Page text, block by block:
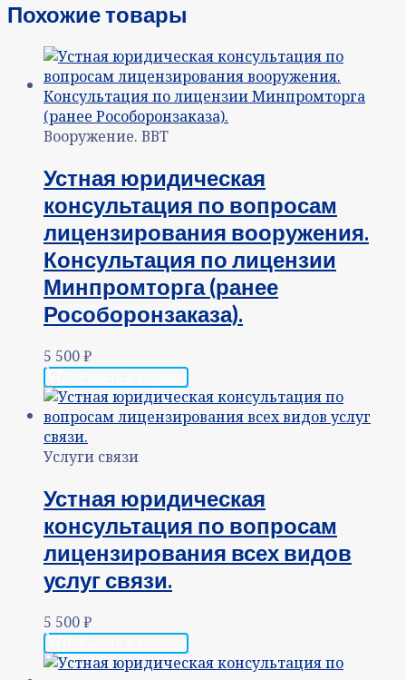
Похожие товары
Вооружение. ВВТ
Устная юридическая
консультация по вопросам
лицензирования вооружения.
Консультация по лицензии
Минпромторга (ранее
Рособоронзаказа).
5 500₽
Услуги связи
Устная юридическая
консультация по вопросам
лицензирования всех видов
услуг связи.
5 500₽